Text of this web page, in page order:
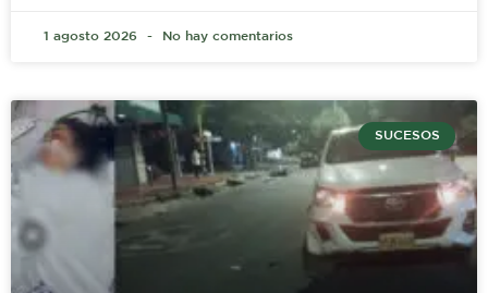
1 agosto 2026 No hay comentarios
SUCESOS